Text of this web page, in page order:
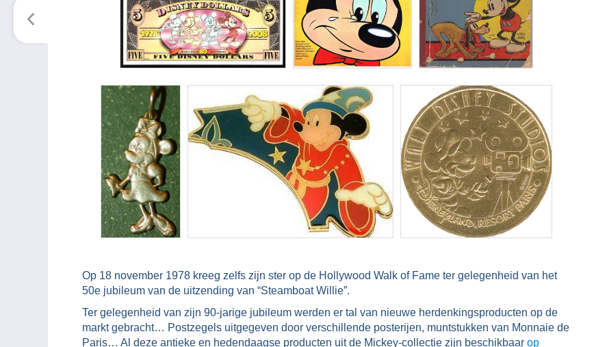
Op 18 november 1978 kreeg zelfs zijn ster op de Hollywood Walk of Fame ter gelegenheid van het
50e jubileum van de uitzending van “Steamboat Willie”.
Ter gelegenheid van zijn 90-jarige jubileum werden er tal van nieuwe herdenkingsproducten op de
markt gebracht… Postzegels uitgegeven door verschillende posterijen, muntstukken van Monnaie de
Paris… Al deze antieke en hedendaagse producten uit de Mickey-collectie zijn beschikbaar op